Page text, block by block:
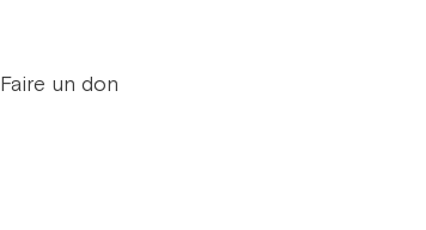
Faire un don